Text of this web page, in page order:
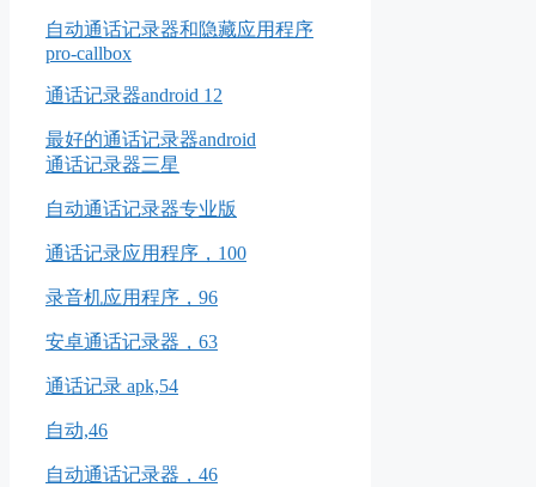
自动通话记录器和隐藏应用程序
pro-callbox
通话记录器android 12
最好的通话记录器android
通话记录器三星
自动通话记录器专业版
通话记录应用程序，100
录音机应用程序，96
安卓通话记录器，63
通话记录 apk,54
自动,46
自动通话记录器，46